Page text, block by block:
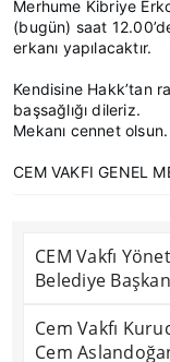
Merhume Kibriye
(bugün) saat
erkanı yapılacaktır.
Kendisine Hakk’tan
başsağlığı dileriz.
Mekanı cennet olsun.
CEM VAKFI GENEL
CEM Vakfı
Belediye
Cem Vakfı
Cem